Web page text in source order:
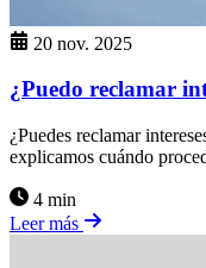
20 nov. 2025
¿Puedo reclamar
¿Puedes reclamar
explicamos cuándo
4 min
Leer más